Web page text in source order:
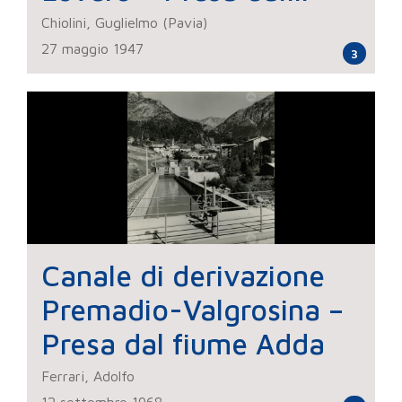
torrente Roasco
Chiolini, Guglielmo (Pavia)
27 maggio 1947
3
Canale di derivazione
Premadio-Valgrosina –
Presa dal fiume Adda
Ferrari, Adolfo